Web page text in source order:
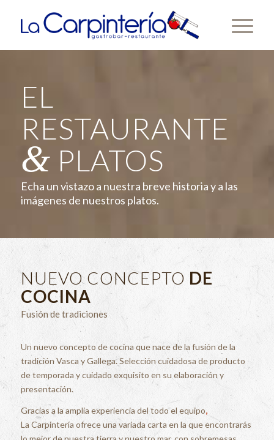
EL
RESTAURANTE
& PLATOS
Echa un vistazo a nuestra breve historia y a las
imágenes de nuestros platos.
NUEVO CONCEPTO DE
COCINA
Fusión de tradiciones
Un nuevo concepto de cocina que nace de la fusión de la
tradición Vasca y Gallega. Selección cuidadosa de producto
de temporada y cuidado exquisito en su elaboración y
presentación.
Gracias a la amplia experiencia del todo el equipo,
La Carpintería ofrece una variada carta en la que encontrarás